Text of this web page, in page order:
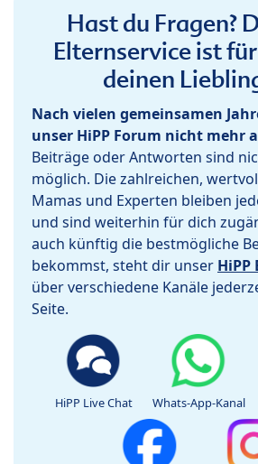
Hast du Fragen?
Elternservice ist
deinen
Nach vielen gemeinsamen
unser HiPP Forum nicht mehr
Beiträge oder Antworten sind
möglich. Die zahlreichen,
Mamas und Experten bleiben
und sind weiterhin für dich
auch künftig die bestmögliche
bekommst, steht dir unser HiPP
über verschiedene Kanäle
Seite.
HiPP Live Chat Whats-App-Kanal